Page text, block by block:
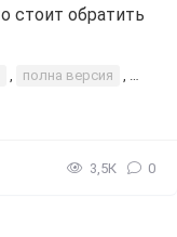
стоит обратить
, полна версия , полная
3,5К 0